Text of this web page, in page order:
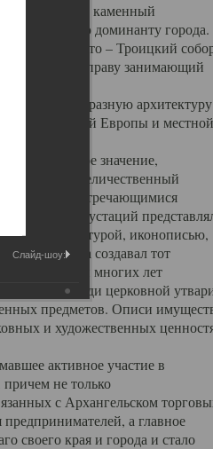
каменный
доминанту
Свято – Троицкий
по праву занимающий
и своеобразную архитектуру
Западной Европы и местной
кафедральное значение,
и величественный
нигде не встречающимися
инкрустаций
скульптурой, иконописью,
храма создавал тот
протяжении многих лет
среди церковной
предметов. Описи
и художественных
активное участие в
причем не только
с Архангельском
а главное
своего края и города и стало
Слайд-шоу: